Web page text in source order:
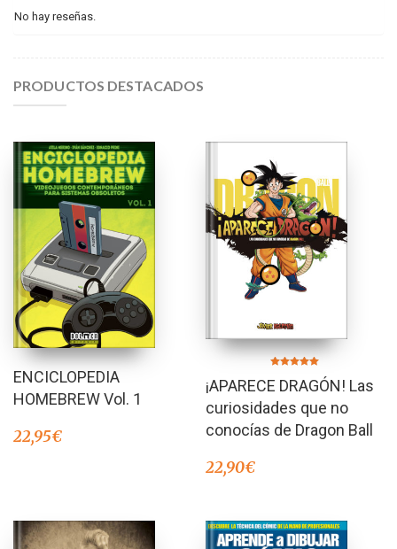
No hay reseñas.
PRODUCTOS DESTACADOS
ENCICLOPEDIA
HOMEBREW Vol. 1
22,95€
5.00
de 5
¡APARECE DRAGÓN! Las
curiosidades que no
conocías de Dragon Ball
22,90€